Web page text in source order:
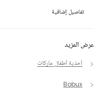
عرض المزيد
أحذية أطفال ماركات
Bobux
تفاصيل إضافية